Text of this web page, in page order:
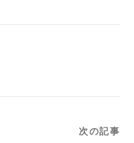
次の記事